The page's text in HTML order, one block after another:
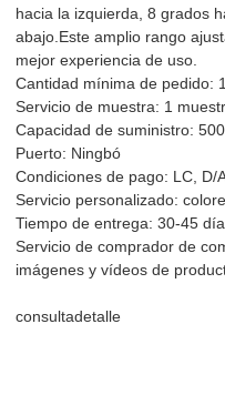
hacia la izquierda, 8 grados
abajo.Este amplio rango
mejor experiencia de uso.
Cantidad mínima de pedido:
Servicio de muestra: 1
Capacidad de suministro:
Puerto: Ningbó
Condiciones de pago: LC, D/
Servicio personalizado:
Tiempo de entrega: 30-45
Servicio de comprador de
imágenes y vídeos de
consultadetalle